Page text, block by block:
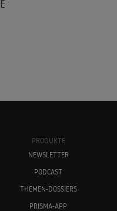
PRODUKTE
NEWSLETTER
PODCAST
THEMEN-DOSSIERS
PRISMA-APP